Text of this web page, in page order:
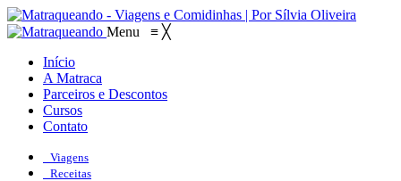
Menu ≡ ╳
Início
A Matraca
Parceiros e Descontos
Cursos
Contato
Viagens
Receitas